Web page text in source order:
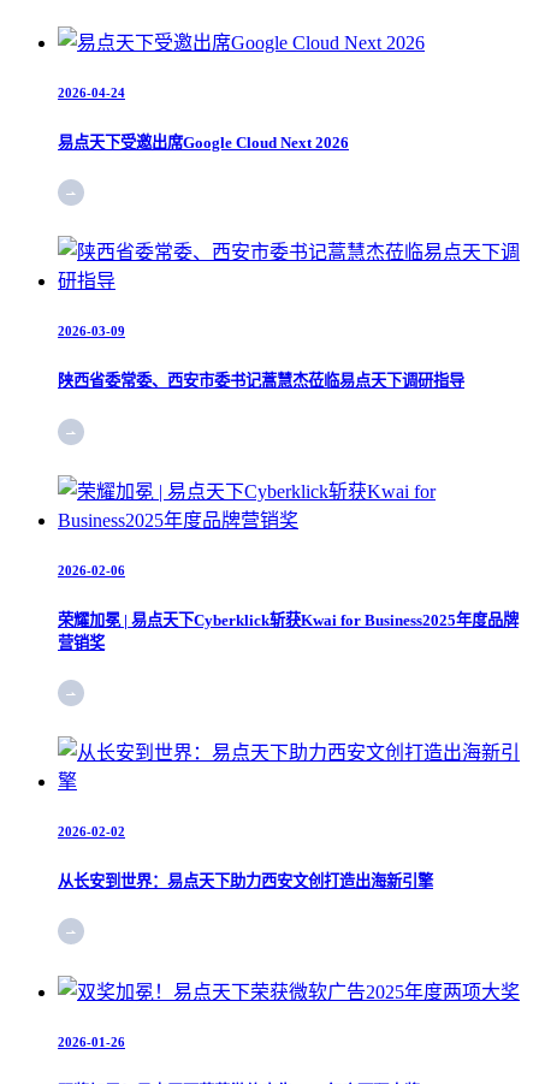
2026-04-24
易点天下受邀出席Google Cloud Next 2026
2026-03-09
陕西省委常委、西安市委书记蒿慧杰莅临易点天下调研指导
2026-02-06
荣耀加冕 | 易点天下Cyberklick斩获Kwai for Business2025年度品牌
营销奖
2026-02-02
从长安到世界：易点天下助力西安文创打造出海新引擎
2026-01-26